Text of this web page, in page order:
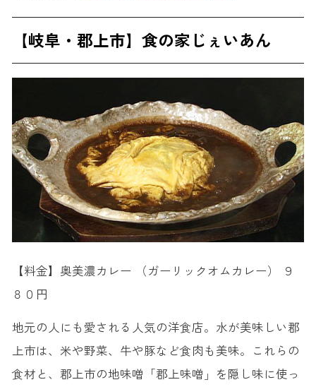
【岐阜・郡上市】食の家じぇいあん
【料金】奥美濃カレー （ガーリックオムカレー） ９
８０円
地元の人にも愛される人気の洋食店。水が美味しい郡
上市は、米や野菜、牛や豚など食肉も美味。これらの
食材と、郡上市の地味噌「郡上味噌」を隠し味に使っ